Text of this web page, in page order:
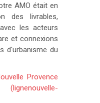
AMO était en
des livrables,
les acteurs
et connexions
d'urbanisme du
Provence